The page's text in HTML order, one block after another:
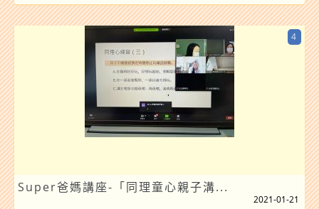
Super爸媽講座-「同理童心親子溝...
4
2021-01-21